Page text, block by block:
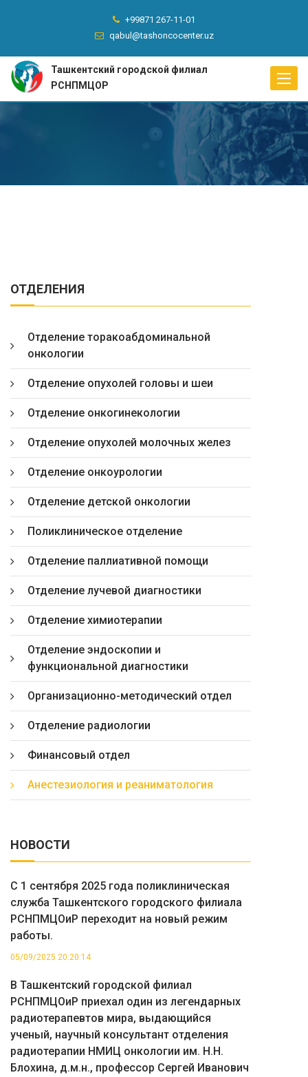
+99871 267-11-01
qabul@tashoncocenter.uz
Toggle
Ташкентский городской филиал
РСНПМЦОР
ОТДЕЛЕНИЯ
Отделение торакоабдоминальной
онкологии
Отделение опухолей головы и шеи
Отделение онкогинекологии
Отделение опухолей молочных желез
Отделение онкоурологии
Отделение детской онкологии
Поликлиническое отделение
Отделение паллиативной помощи
Отделение лучевой диагностики
Отделение химиотерапии
Отделение эндоскопии и
функциональной диагностики
Организационно-методический отдел
Отделение радиологии
Финансовый отдел
Анестезиология и реаниматология
НОВОСТИ
С 1 сентября 2025 года поликлиническая
служба Ташкентского городского филиала
РСНПМЦОиР переходит на новый режим
работы.
05/09/2025 20:20:14
В Ташкентский городской филиал
РСНПМЦОиР приехал один из легендарных
радиотерапевтов мира, выдающийся
ученый, научный консультант отделения
радиотерапии НМИЦ онкологии им. Н.Н.
Блохина, д.м.н., профессор Сергей Иванович